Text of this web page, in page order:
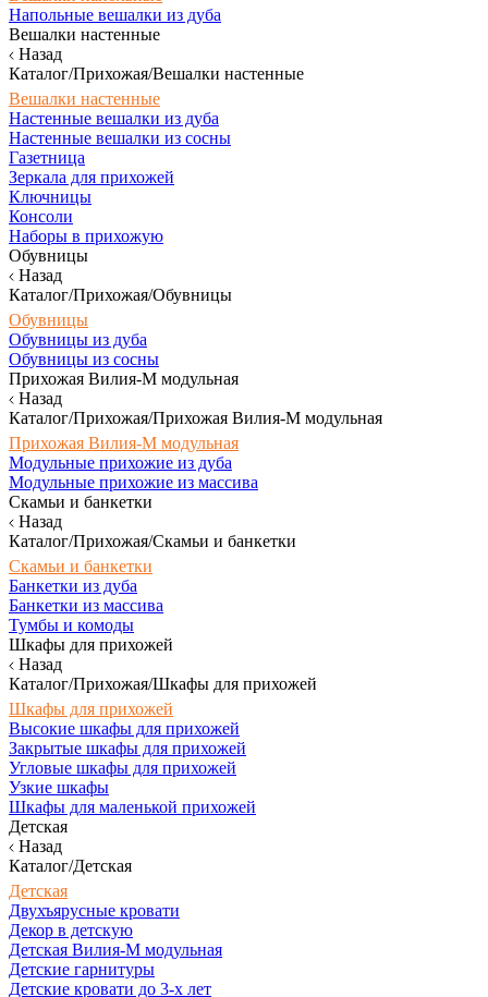
Напольные вешалки из дуба
Вешалки настенные
Назад
Каталог/Прихожая/Вешалки настенные
Вешалки настенные
Настенные вешалки из дуба
Настенные вешалки из сосны
Газетница
Зеркала для прихожей
Ключницы
Консоли
Наборы в прихожую
Обувницы
Назад
Каталог/Прихожая/Обувницы
Обувницы
Обувницы из дуба
Обувницы из сосны
Прихожая Вилия-М модульная
Назад
Каталог/Прихожая/Прихожая Вилия-М модульная
Прихожая Вилия-М модульная
Модульные прихожие из дуба
Модульные прихожие из массива
Скамьи и банкетки
Назад
Каталог/Прихожая/Скамьи и банкетки
Скамьи и банкетки
Банкетки из дуба
Банкетки из массива
Тумбы и комоды
Шкафы для прихожей
Назад
Каталог/Прихожая/Шкафы для прихожей
Шкафы для прихожей
Высокие шкафы для прихожей
Закрытые шкафы для прихожей
Угловые шкафы для прихожей
Узкие шкафы
Шкафы для маленькой прихожей
Детская
Назад
Каталог/Детская
Детская
Двухъярусные кровати
Декор в детскую
Детская Вилия-М модульная
Детские гарнитуры
Детские кровати до 3-х лет